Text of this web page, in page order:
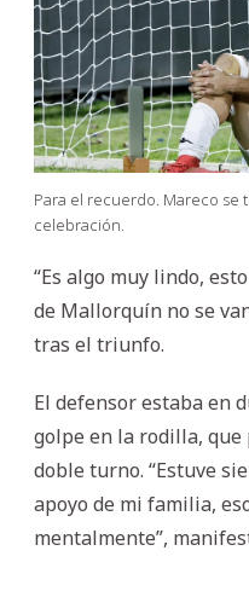
Para el recuerdo. Mareco se
celebración.
“Es algo muy lindo,
de Mallorquín no se
tras el triunfo.
El defensor estaba en
golpe en la rodilla,
doble turno. “Estuve
apoyo de mi familia,
mentalmente”,